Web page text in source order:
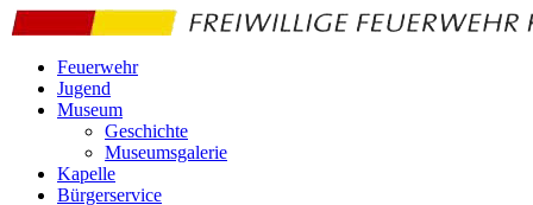
Feuerwehr
Jugend
Museum
Geschichte
Museumsgalerie
Kapelle
Bürgerservice